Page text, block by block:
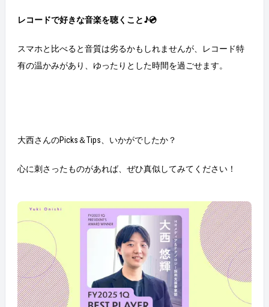
レコードで好きな音楽を聴くこと♪💿
スマホと比べると音質は劣るかもしれませんが、レコード特
有の温かみがあり、ゆったりとした時間を過ごせます。
大西さんのPicks＆Tips、いかがでしたか？
心に刺さったものがあれば、ぜひ真似してみてください！